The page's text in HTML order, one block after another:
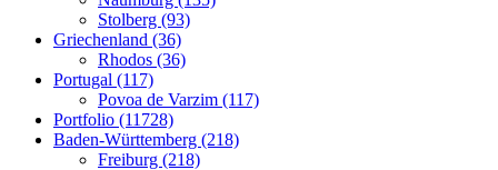
Stolberg (93)
Griechenland (36)
Rhodos (36)
Portugal (117)
Povoa de Varzim (117)
Portfolio (11728)
Baden-Württemberg (218)
Freiburg (218)